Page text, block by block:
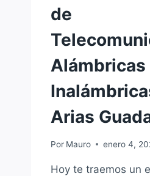
de
Alámbricas
Arias
Por Mauro enero 4,
Hoy te traemos un